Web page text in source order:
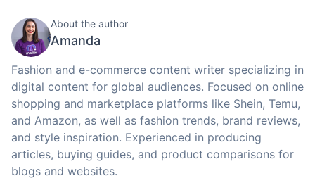
About the author
Amanda
Fashion and e-commerce content writer specializing in
digital content for global audiences. Focused on online
shopping and marketplace platforms like Shein, Temu,
and Amazon, as well as fashion trends, brand reviews,
and style inspiration. Experienced in producing
articles, buying guides, and product comparisons for
blogs and websites.